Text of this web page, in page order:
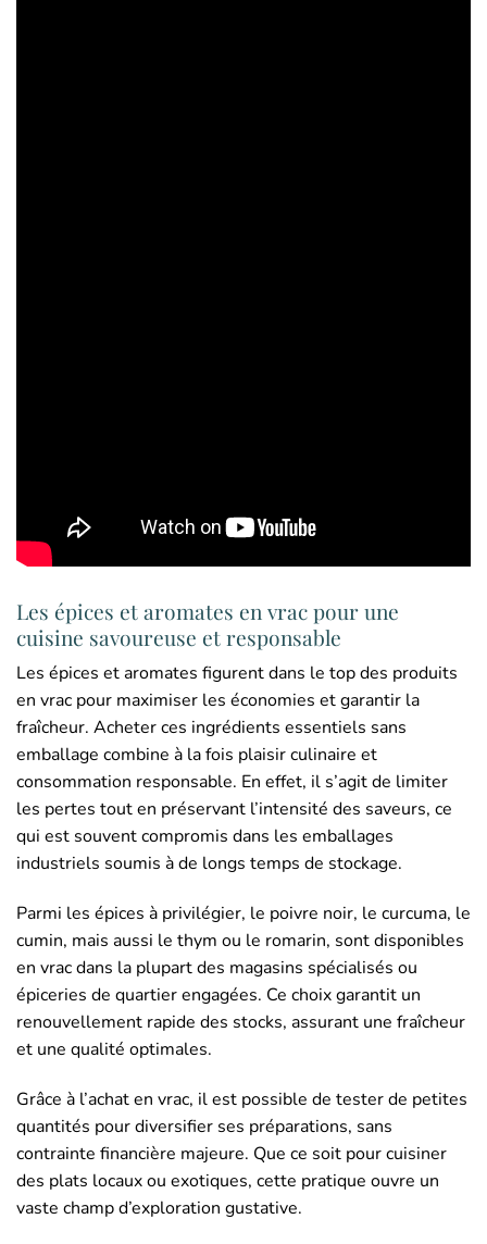
Les épices et aromates en vrac pour une
cuisine savoureuse et responsable
Les épices et aromates figurent dans le top des produits
en vrac pour maximiser les économies et garantir la
fraîcheur. Acheter ces ingrédients essentiels sans
emballage combine à la fois plaisir culinaire et
consommation responsable. En effet, il s’agit de limiter
les pertes tout en préservant l’intensité des saveurs, ce
qui est souvent compromis dans les emballages
industriels soumis à de longs temps de stockage.
Parmi les épices à privilégier, le poivre noir, le curcuma, le
cumin, mais aussi le thym ou le romarin, sont disponibles
en vrac dans la plupart des magasins spécialisés ou
épiceries de quartier engagées. Ce choix garantit un
renouvellement rapide des stocks, assurant une fraîcheur
et une qualité optimales.
Grâce à l’achat en vrac, il est possible de tester de petites
quantités pour diversifier ses préparations, sans
contrainte financière majeure. Que ce soit pour cuisiner
des plats locaux ou exotiques, cette pratique ouvre un
vaste champ d’exploration gustative.